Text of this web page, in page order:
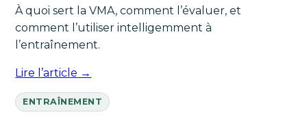
À quoi sert la VMA, comment l’évaluer, et
comment l’utiliser intelligemment à
l’entraînement.
Lire l’article →
ENTRAÎNEMENT